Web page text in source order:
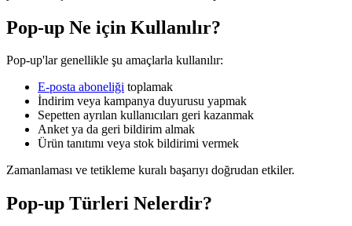
Pop-up Ne için Kullanılır?
Pop-up'lar genellikle şu amaçlarla kullanılır:
E-posta aboneliği toplamak
İndirim veya kampanya duyurusu yapmak
Sepetten ayrılan kullanıcıları geri kazanmak
Anket ya da geri bildirim almak
Ürün tanıtımı veya stok bildirimi vermek
Zamanlaması ve tetikleme kuralı başarıyı doğrudan etkiler.
Pop-up Türleri Nelerdir?